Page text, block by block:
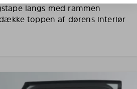
langs med rammen
toppen af dørens interiør